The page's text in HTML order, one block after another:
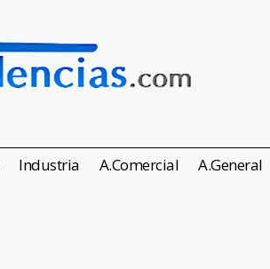
Industria A.Comercial A.General